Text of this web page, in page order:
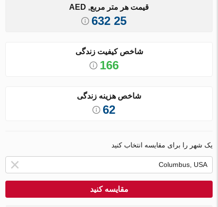
قیمت هر متر مربع, AED
25 632
شاخص کیفیت زندگی
166
شاخص هزینه زندگی
62
یک شهر را برای مقایسه انتخاب کنید
مقایسه کنید